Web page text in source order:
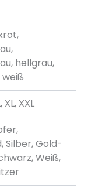
hellgrau,
XL, XXL
Silber, Gold-
Weiß,